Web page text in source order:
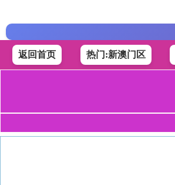
返回首页 热门:新澳门区